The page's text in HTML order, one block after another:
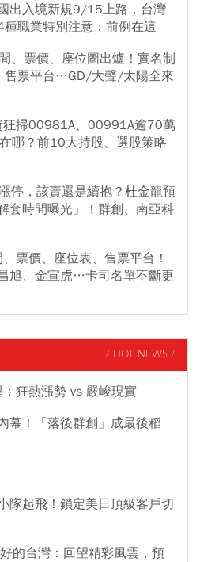
出入境新規9/15上路，台灣
職業特別注意：前例在這
、票價、座位圖出爐！實名制
售票平台…GD/大聲/太陽全來
掃00981A、00991A逾70萬
哪？前10大持股、選股策略
停，該賣還是續抱？杜金龍預
套時間曝光」！群創、南亞科
票價、座位表、售票平台！
旭、金宣虎…卡司名單不斷更
/ HOT NEWS /
狂熱漲勢 vs 嚴峻現實
幕！「落後群創」成最後稻
隊起飛！鎖定美日頂級客戶切
的台灣：回望精彩風雲，預